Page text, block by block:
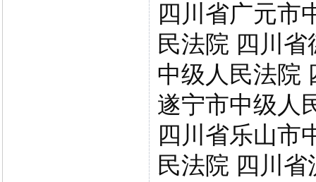
四川省广元市
民法院 四川
中级人民法院
遂宁市中级人
四川省乐山市
民法院 四川